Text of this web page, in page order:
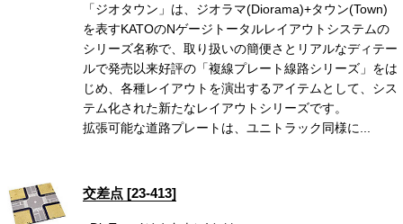
「ジオタウン」は、ジオラマ(Diorama)+タウン(Town)
を表すKATOのNゲージトータルレイアウトシステムの
シリーズ名称で、取り扱いの簡便さとリアルなディテー
ルで発売以来好評の「複線プレート線路シリーズ」をは
じめ、各種レイアウトを演出するアイテムとして、シス
テム化された新たなレイアウトシリーズです。
拡張可能な道路プレートは、ユニトラック同様に...
交差点 [23-413]